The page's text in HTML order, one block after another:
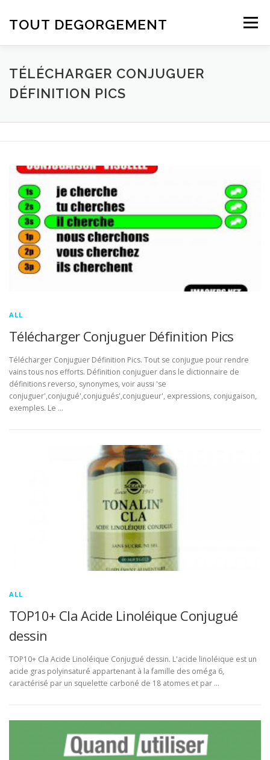
TOUT DEGORGEMENT Menu
TÉLÉCHARGER CONJUGUER
DÉFINITION PICS
ALL
Télécharger Conjuguer Définition Pics
Télécharger Conjuguer Définition Pics. Tout se conjugue pour rendre
vains tous nos efforts. Définition conjuguer dans le dictionnaire de
définitions reverso, synonymes, voir aussi 'se
conjuguer',conjugué',conjugués',conjugueur', expressions, conjugaison,
exemples. Le …
ALL
TOP10+ Cla Acide Linoléique Conjugué
dessin
TOP10+ Cla Acide Linoléique Conjugué dessin. L'acide linoléique est un
acide gras polyinsaturé appartenant à la famille des oméga 6,
caractérisé par un squelette carboné de 18 atomes et par …